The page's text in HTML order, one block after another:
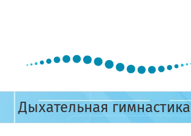
Дыхательная гимнастика